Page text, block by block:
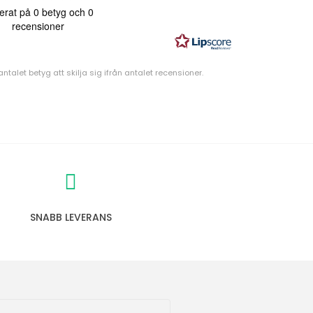
e
:
5
på 0 betyg och 0
recensioner
betyg att skilja sig ifrån antalet recensioner.
SNABB LEVERANS